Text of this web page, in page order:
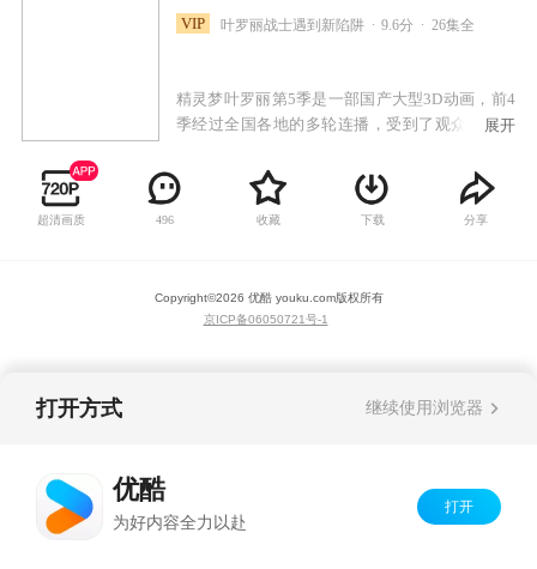
VIP 叶罗丽战士遇到新陷阱 9.6分 26集全
精灵梦叶罗丽第5季是一部国产大型3D动画，前4
季经过全国各地的多轮连播，受到了观众的广泛
情紧凑，情节丰满。剧中角色具有中国古典美人
的造型，却有着现代时尚的气息，紧随现在时下
流行的中国风，将中国特有的古典文化发挥的淋
展开
超清画质 496 收藏 下载 分享
Copyright©2026 优酷 youku.com版权所有
京ICP备06050721号-1
打开方式 继续使用浏览器
优酷
为好内容全力以赴
打开